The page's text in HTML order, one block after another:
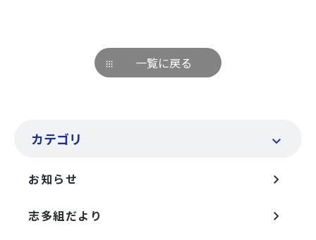
カテゴリ
お知らせ
志多組だより
一覧に戻る